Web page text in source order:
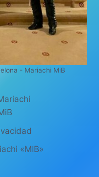
- Mariachi MiB
«MIB»